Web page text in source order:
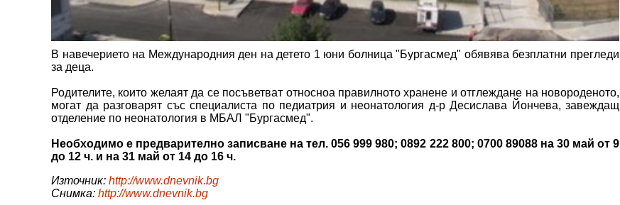
В навечерието на Международния ден на детето 1 юни болница "Бургасмед" обявява безплатни прегледи
за деца.
Родителите, които желаят да се посъветват относноа правилното хранене и отглеждане на новороденото,
могат да разговарят със специалиста по педиатрия и неонатология д-р Десислава Йончева, завеждащ
отделение по неонатология в МБАЛ "Бургасмед".
Необходимо е предварително записване на тел. 056 999 980; 0892 222 800; 0700 89088 на 30 май от 9
до 12 ч. и на 31 май от 14 до 16 ч.
Източник: http://www.dnevnik.bg
Снимка: http://www.dnevnik.bg